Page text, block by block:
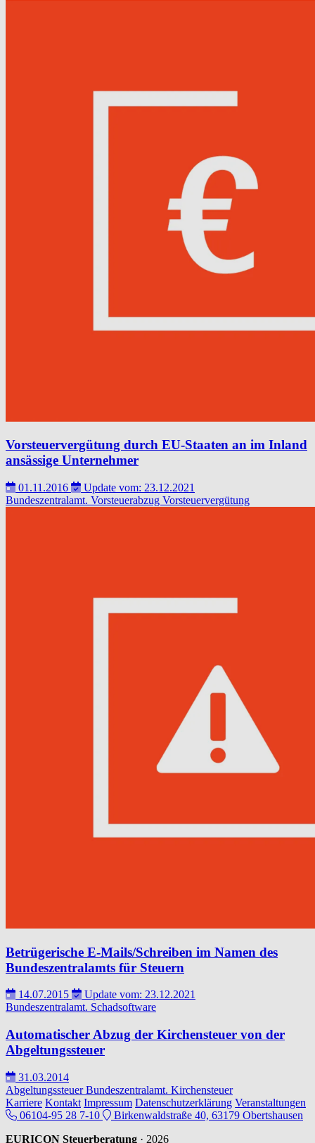
Vorsteuervergütung durch EU-Staaten an im Inland
ansässige Unternehmer
01.11.2016
Update vom: 23.12.2021
Bundeszentralamt. Vorsteuerabzug Vorsteuervergütung
Betrügerische E-Mails/Schreiben im Namen des
Bundeszentralamts für Steuern
14.07.2015
Update vom: 23.12.2021
Bundeszentralamt. Schadsoftware
Automatischer Abzug der Kirchensteuer von der
Abgeltungssteuer
31.03.2014
AbgeltungssteuerBundeszentralamt. Kirchensteuer
Karriere Kontakt Impressum Datenschutzerklärung Veranstaltungen
06104-95 28 7-10
Birkenwaldstraße 40, 63179 Obertshausen
EURICON Steuerberatung · 2026